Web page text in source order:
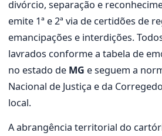
divórcio, separação e
emite 1ª e 2ª via de certidões de
emancipações e interdições.
lavrados conforme a tabela de
no estado de MG e seguem a
Nacional de Justiça e da
local.
A abrangência territorial do